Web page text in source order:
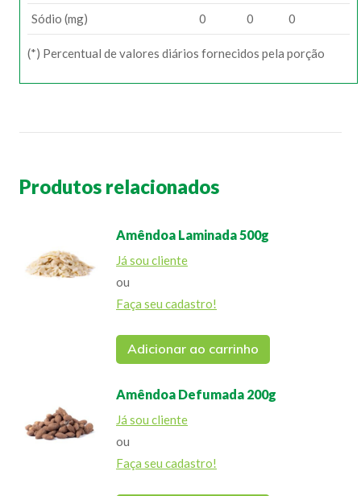
Sódio (mg) 0 0 0
(*) Percentual de valores diários fornecidos pela porção
Produtos relacionados
Amêndoa Laminada 500g
Já sou cliente
ou
Faça seu cadastro!
Adicionar ao carrinho
Amêndoa Defumada 200g
Já sou cliente
ou
Faça seu cadastro!